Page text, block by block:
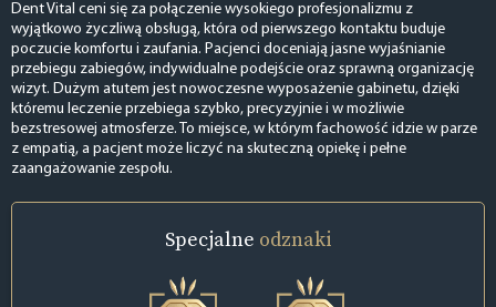
Dent Vital ceni się za połączenie wysokiego profesjonalizmu z
wyjątkowo życzliwą obsługą, która od pierwszego kontaktu buduje
poczucie komfortu i zaufania. Pacjenci doceniają jasne wyjaśnianie
przebiegu zabiegów, indywidualne podejście oraz sprawną organizację
wizyt. Dużym atutem jest nowoczesne wyposażenie gabinetu, dzięki
któremu leczenie przebiega szybko, precyzyjnie i w możliwie
bezstresowej atmosferze. To miejsce, w którym fachowość idzie w parze
z empatią, a pacjent może liczyć na skuteczną opiekę i pełne
zaangażowanie zespołu.
Specjalne odznaki